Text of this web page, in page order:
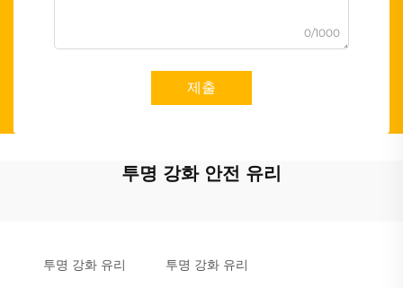
0/1000
제출
투명 강화 안전 유리
투명 강화 유리 투명 강화 유리